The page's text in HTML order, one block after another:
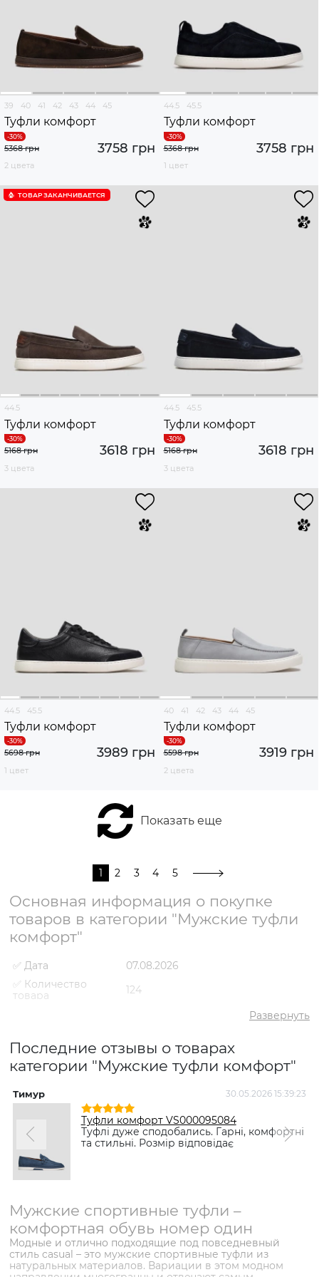
39 40 41 42 43 44 45
Туфли комфорт
3758 грн
5368 грн
2 цвета
44.5 45.5
Туфли комфорт
3758 грн
5368 грн
1 цвет
ТОВАР ЗАКАНЧИВАЕТСЯ
44.5
Туфли комфорт
3618 грн
5168 грн
3 цвета
44.5 45.5
Туфли комфорт
3618 грн
5168 грн
3 цвета
44.5 45.5
Туфли комфорт
3989 грн
5698 грн
1 цвет
40 41 42 43 44 45
Туфли комфорт
3919 грн
5598 грн
2 цвета
Показать еще
1 2 3 4 5
Основная информация о покупке
товаров в категории "Мужские туфли
комфорт"
✅ Дата
07.08.2026
✅ Количество
товара
124
✅ Самый дешевый
товар
2039 грн
товар
популярный товар
Туфли комфорт VS000088658
Синий - 2849 грн
Развернуть
Последние отзывы о товарах
категории "Мужские туфли комфорт"
Тимур 30.05.2026 15:39:23
Туфли комфорт VS000095084
Туфлі дуже сподобались. Гарні, комфортні
та стильні. Розмір відповідає
Мужские спортивные туфли –
комфортная обувь номер один
Модные и отлично подходящие под повседневный
стиль casual – это мужские спортивные туфли из
натуральных материалов. Вариации в этом модном